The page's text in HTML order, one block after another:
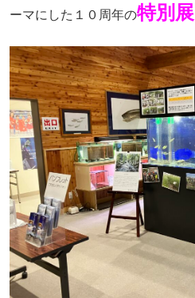
ーマにした１０周年の特別展